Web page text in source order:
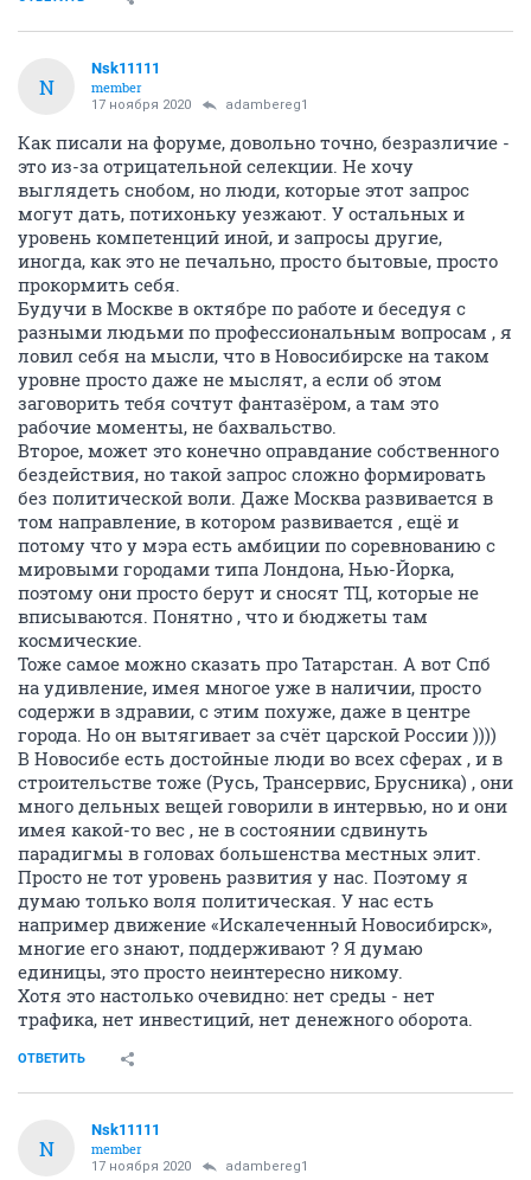
N
Nsk11111
member
17 ноября 2020 adambereg1
Как писали на форуме, довольно точно, безразличие -
это из-за отрицательной селекции. Не хочу
выглядеть снобом, но люди, которые этот запрос
могут дать, потихоньку уезжают. У остальных и
уровень компетенций иной, и запросы другие,
иногда, как это не печально, просто бытовые, просто
прокормить себя.
Будучи в Москве в октябре по работе и беседуя с
разными людьми по профессиональным вопросам , я
ловил себя на мысли, что в Новосибирске на таком
уровне просто даже не мыслят, а если об этом
заговорить тебя сочтут фантазёром, а там это
рабочие моменты, не бахвальство.
Второе, может это конечно оправдание собственного
бездействия, но такой запрос сложно формировать
без политической воли. Даже Москва развивается в
том направление, в котором развивается , ещё и
потому что у мэра есть амбиции по соревнованию с
мировыми городами типа Лондона, Нью-Йорка,
поэтому они просто берут и сносят ТЦ, которые не
вписываются. Понятно , что и бюджеты там
космические.
Тоже самое можно сказать про Татарстан. А вот Спб
на удивление, имея многое уже в наличии, просто
содержи в здравии, c этим похуже, даже в центре
города. Но он вытягивает за счёт царской России ))))
В Новосибе есть достойные люди во всех сферах , и в
строительстве тоже (Русь, Трансервис, Брусника) , они
много дельных вещей говорили в интервью, но и они
имея какой-то вес , не в состоянии сдвинуть
парадигмы в головах большенства местных элит.
Просто не тот уровень развития у нас. Поэтому я
думаю только воля политическая. У нас есть
например движение «Искалеченный Новосибирск»,
многие его знают, поддерживают ? Я думаю
единицы, это просто неинтересно никому.
Хотя это настолько очевидно: нет среды - нет
трафика, нет инвестиций, нет денежного оборота.
ОТВЕТИТЬ
N
Nsk11111
member
17 ноября 2020 adambereg1